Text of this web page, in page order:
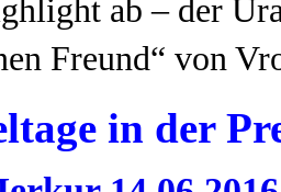
ab – der
Freund“ von
in der